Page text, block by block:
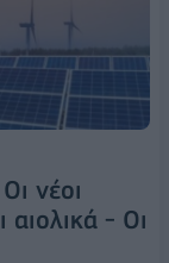
νέοι
- Οι